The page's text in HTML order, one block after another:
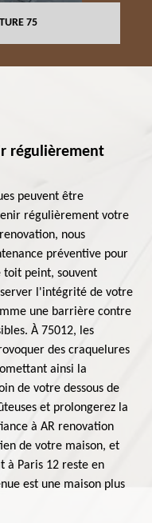
75
régulièrement
peuvent être
régulièrement votre
nous
préventive pour
toit peint, souvent
l'intégrité de votre
une barrière contre
À 75012, les
des craquelures
ainsi la
de votre dessous de
et prolongerez la
à AR renovation
de votre maison, et
à Paris 12 reste en
est une maison plus